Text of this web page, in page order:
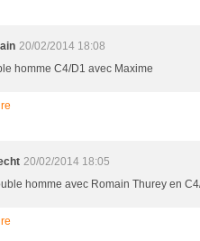
20/02/2014 18:08
homme C4/D1 avec Maxime
20/02/2014 18:05
homme avec Romain Thurey en